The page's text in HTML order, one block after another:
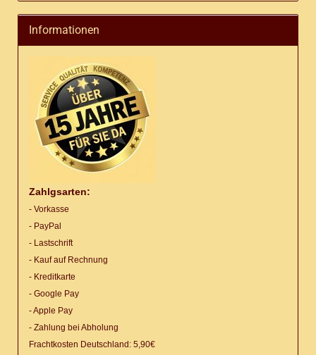
Informationen
Zahlgsarten:
- Vorkasse
- PayPal
- Lastschrift
- Kauf auf Rechnung
- Kreditkarte
- Google Pay
- Apple Pay
- Zahlung bei Abholung
Frachtkosten Deutschland: 5,90€